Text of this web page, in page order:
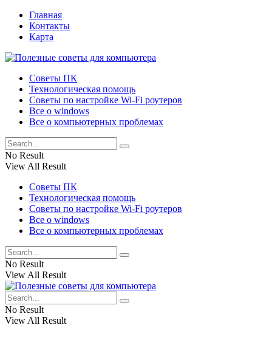
Главная
Контакты
Карта
Советы ПК
Технологическая помощь
Советы по настройке Wi-Fi роутеров
Все о windows
Все о компьютерных проблемах
No Result
View All Result
Советы ПК
Технологическая помощь
Советы по настройке Wi-Fi роутеров
Все о windows
Все о компьютерных проблемах
No Result
View All Result
No Result
View All Result